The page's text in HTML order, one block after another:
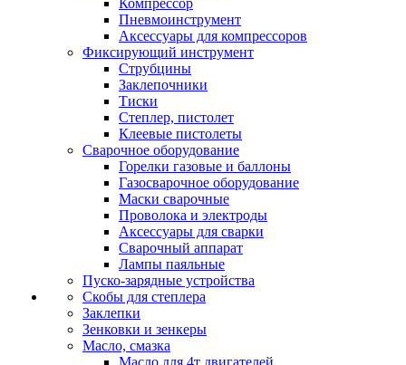
Компрессор
Пневмоинструмент
Аксессуары для компрессоров
Фиксирующий инструмент
Струбцины
Заклепочники
Тиски
Степлер, пистолет
Клеевые пистолеты
Сварочное оборудование
Горелки газовые и баллоны
Газосварочное оборудование
Маски сварочные
Проволока и электроды
Аксессуары для сварки
Сварочный аппарат
Лампы паяльные
Пуско-зарядные устройства
Скобы для степлера
Заклепки
Зенковки и зенкеры
Масло, смазка
Масло для 4т двигателей